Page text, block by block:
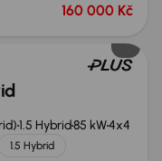
160 000 Kč
1.5 Hybrid85 kW4x4
1.5 Hybrid